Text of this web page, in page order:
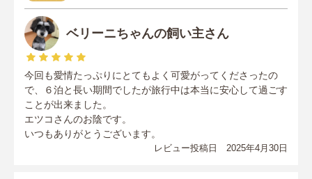
ベリーニちゃんの飼い主さん
今回も愛情たっぷりにとてもよく可愛がってくださったの
で、６泊と長い期間でしたが旅行中は本当に安心して過ごす
ことが出来ました。
エツコさんのお陰です。
いつもありがとうございます。
レビュー投稿日 2025年4月30日